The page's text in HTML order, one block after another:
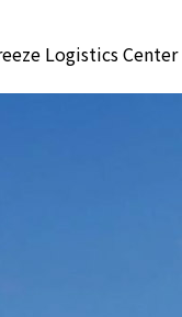
Logistics Center